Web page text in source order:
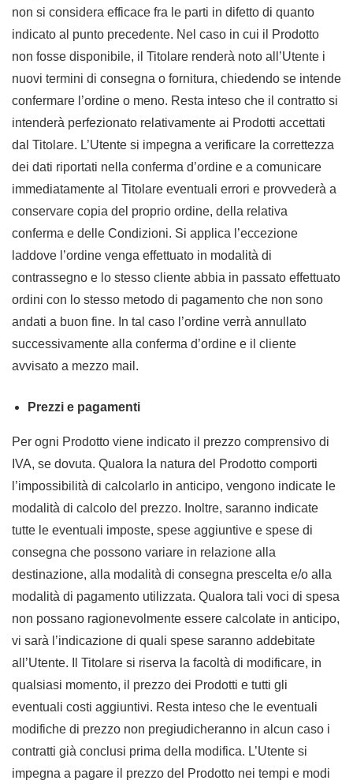
non si considera efficace fra le parti in difetto di quanto
indicato al punto precedente. Nel caso in cui il Prodotto
non fosse disponibile, il Titolare renderà noto all’Utente i
nuovi termini di consegna o fornitura, chiedendo se intende
confermare l’ordine o meno. Resta inteso che il contratto si
intenderà perfezionato relativamente ai Prodotti accettati
dal Titolare. L’Utente si impegna a verificare la correttezza
dei dati riportati nella conferma d’ordine e a comunicare
immediatamente al Titolare eventuali errori e provvederà a
conservare copia del proprio ordine, della relativa
conferma e delle Condizioni. Si applica l’eccezione
laddove l’ordine venga effettuato in modalità di
contrassegno e lo stesso cliente abbia in passato effettuato
ordini con lo stesso metodo di pagamento che non sono
andati a buon fine. In tal caso l’ordine verrà annullato
successivamente alla conferma d’ordine e il cliente
avvisato a mezzo mail.
Prezzi e pagamenti
Per ogni Prodotto viene indicato il prezzo comprensivo di
IVA, se dovuta. Qualora la natura del Prodotto comporti
l’impossibilità di calcolarlo in anticipo, vengono indicate le
modalità di calcolo del prezzo. Inoltre, saranno indicate
tutte le eventuali imposte, spese aggiuntive e spese di
consegna che possono variare in relazione alla
destinazione, alla modalità di consegna prescelta e/o alla
modalità di pagamento utilizzata. Qualora tali voci di spesa
non possano ragionevolmente essere calcolate in anticipo,
vi sarà l’indicazione di quali spese saranno addebitate
all’Utente. Il Titolare si riserva la facoltà di modificare, in
qualsiasi momento, il prezzo dei Prodotti e tutti gli
eventuali costi aggiuntivi. Resta inteso che le eventuali
modifiche di prezzo non pregiudicheranno in alcun caso i
contratti già conclusi prima della modifica. L’Utente si
impegna a pagare il prezzo del Prodotto nei tempi e modi